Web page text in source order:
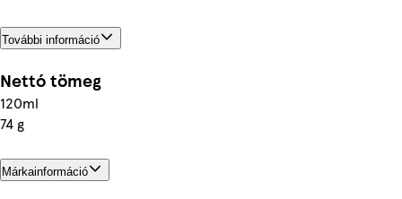
További információ
Nettó tömeg
120ml
74 g
Márkainformáció